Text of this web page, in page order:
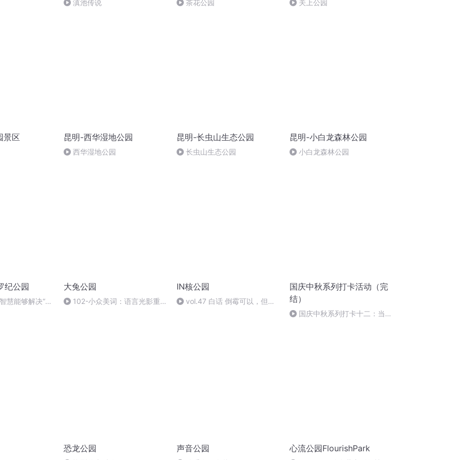
滇池传说 茶花公园 关上公园
景区 昆明-西华湿地公园
西华湿地公园
昆明-长虫山生态公园
长虫山生态公园
昆明-小白龙森林公园
小白龙森林公园
纪公园
慧能够解决“眼
大兔公园
102-小众美词：语言光影重
IN核公园
vol.47 白话 倒霉可以，但请
国庆中秋系列打卡活动（完
结）
国庆中秋系列打卡十二：当阳
恐龙公园 声音公园 心流公园FlourishPark